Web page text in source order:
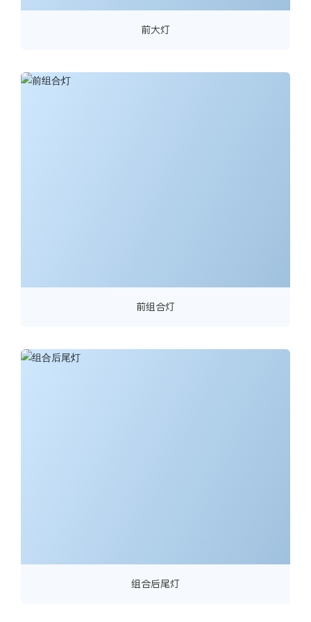
前大灯
前组合灯
组合后尾灯